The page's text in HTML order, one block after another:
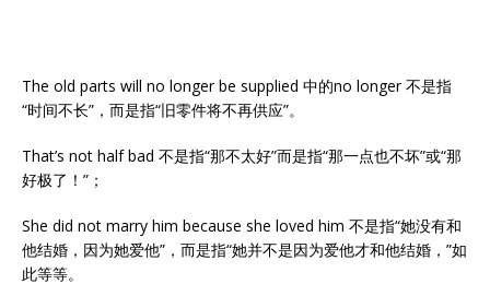
The old parts will no longer be supplied 中的no longer 不是指
“时间不长”，而是指“旧零件将不再供应”。
That’s not half bad 不是指“那不太好”而是指“那一点也不坏”或“那
好极了！”；
She did not marry him because she loved him 不是指“她没有和
他结婚，因为她爱他”，而是指“她并不是因为爱他才和他结婚，”如
此等等。